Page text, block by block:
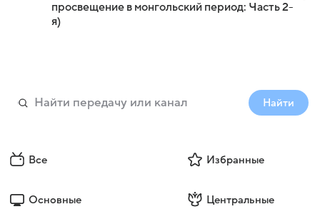
просвещение в монгольский период: Часть 2-
я)
Найти
Все Избранные
Основные Центральные